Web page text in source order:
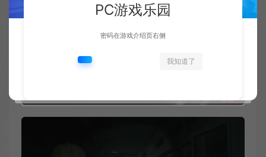
PC游戏乐园
密码在游戏介绍页右侧
我知道了